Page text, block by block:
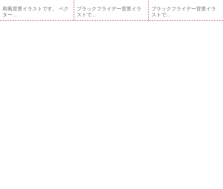
和風背景イラストです。 ベク
ター...
ブラックフライデー背景イラ
ストで...
ブラックフライデー背景イラ
ストで...